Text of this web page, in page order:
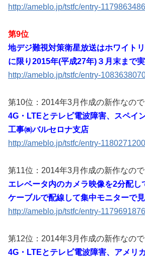
http://ameblo.jp/tstfc/entry-
第9位
地デジ難視対策衛星放送はホワイト
に限り2015年(平成27年)３月末まで
http://ameblo.jp/tstfc/entry-
第10位：2014年3月作成の新作なので
4G・LTEとテレビ電波障害、スペイ
工事㈱バルセロナ支店
http://ameblo.jp/tstfc/entry-
第11位：2014年3月作成の新作なので
エレベータ内のカメラ映像を2分配し
ケーブルで配線して集中モニターで
http://ameblo.jp/tstfc/entry-
第12位：2014年3月作成の新作なので
4G・LTEとテレビ電波障害、アメリ